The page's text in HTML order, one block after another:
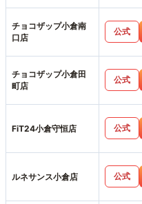
チョコザップ小倉南
口店
公式
チョコザップ小倉田
町店
公式
FiT24小倉守恒店 公式
ルネサンス小倉店 公式